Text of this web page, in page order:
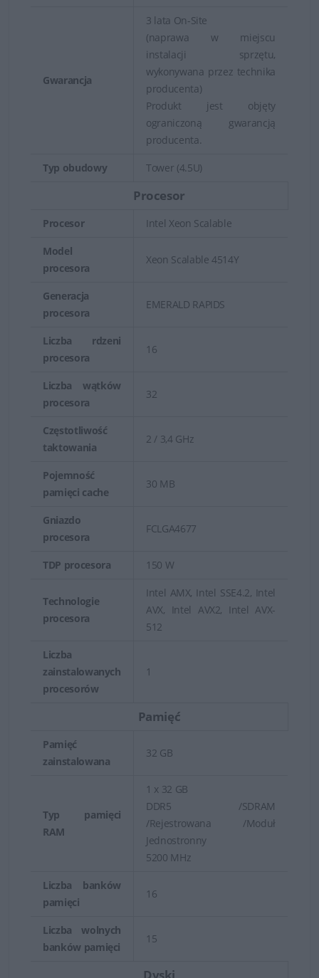
Gwarancja
3 lata On-Site
(naprawa w miejscu
instalacji sprzętu,
wykonywana przez technika
producenta)
Produkt jest objęty
ograniczoną gwarancją
producenta.
Typ obudowy Tower (4.5U)
Procesor
Procesor Intel Xeon Scalable
Model
procesora
Xeon Scalable 4514Y
Generacja
procesora
EMERALD RAPIDS
Liczba rdzeni
procesora
16
Liczba wątków
procesora
32
Częstotliwość
taktowania
2 / 3,4 GHz
Pojemność
pamięci cache
30 MB
Gniazdo
procesora
FCLGA4677
TDP procesora 150 W
Technologie
procesora
Intel AMX, Intel SSE4.2, Intel
AVX, Intel AVX2, Intel AVX-
512
Liczba
zainstalowanych
procesorów
1
Pamięć
Pamięć
zainstalowana
32 GB
Typ pamięci
RAM
1 x 32 GB
DDR5 /SDRAM
/Rejestrowana /Moduł
Jednostronny
5200 MHz
Liczba banków
pamięci
16
Liczba wolnych
banków pamięci
15